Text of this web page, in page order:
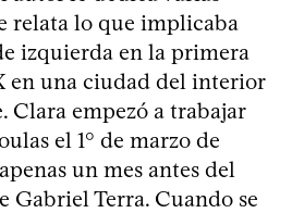
relata lo que implicaba
izquierda en la primera
en una ciudad del interior
Clara empezó a trabajar
el 1° de marzo de
un mes antes del
Gabriel Terra. Cuando se